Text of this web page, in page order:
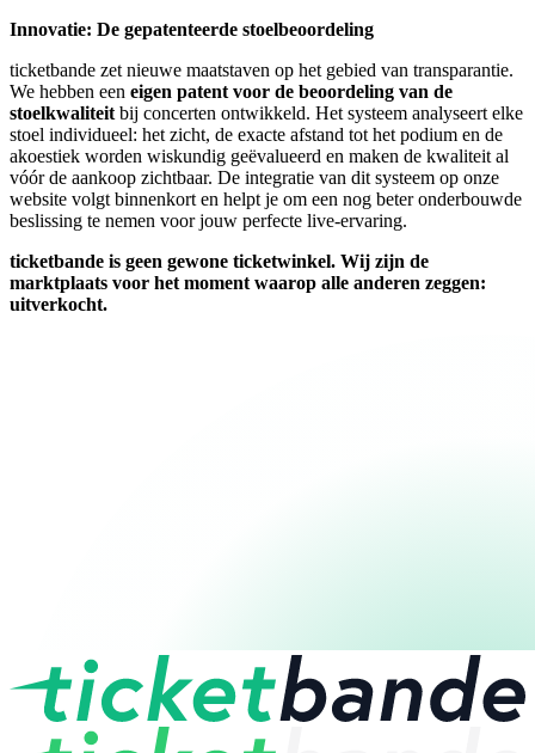
Innovatie: De gepatenteerde stoelbeoordeling
ticketbande zet nieuwe maatstaven op het gebied van transparantie.
We hebben een eigen patent voor de beoordeling van de
stoelkwaliteit bij concerten ontwikkeld. Het systeem analyseert elke
stoel individueel: het zicht, de exacte afstand tot het podium en de
akoestiek worden wiskundig geëvalueerd en maken de kwaliteit al
vóór de aankoop zichtbaar. De integratie van dit systeem op onze
website volgt binnenkort en helpt je om een nog beter onderbouwde
beslissing te nemen voor jouw perfecte live-ervaring.
ticketbande is geen gewone ticketwinkel. Wij zijn de
marktplaats voor het moment waarop alle anderen zeggen:
uitverkocht.